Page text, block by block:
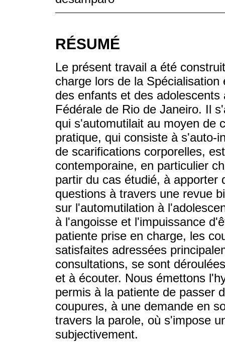
RÉSUMÉ
Le présent travail a été
charge lors de la
des enfants et des
Fédérale de Rio de Janeiro. Il
qui s'automutilait au moyen de
pratique, qui consiste à s'auto-
de scarifications corporelles,
contemporaine, en particulier
partir du cas étudié, à apporter
questions à travers une revue
sur l'automutilation à
à l'angoisse et l'impuissance
patiente prise en charge, les
satisfaites adressées
consultations, se sont
et à écouter. Nous émettons
permis à la patiente de passer
coupures, à une demande en
travers la parole, où s'impose
subjectivement.